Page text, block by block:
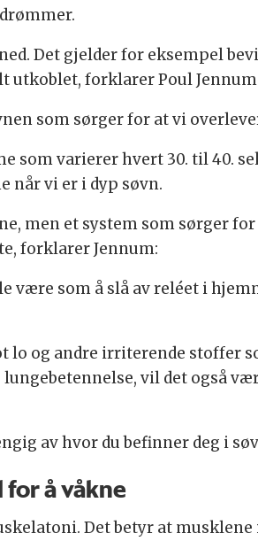
Det gjelder for eksempel
utkoblet, forklarer Poul
som sørger for at vi
som varierer hvert 30. til 40.
når vi er i dyp søvn.
men et system som sørger
forklarer Jennum:
være som å slå av reléet i
lo og andre irriterende stoffer
vil det også
av hvor du befinner deg i
for å våkne
Det betyr at musklene